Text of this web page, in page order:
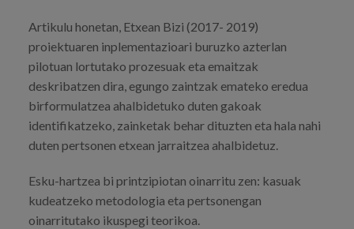
Artikulu honetan, Etxean Bizi (2017- 2019)
proiektuaren inplementazioari buruzko azterlan
pilotuan lortutako prozesuak eta emaitzak
deskribatzen dira, egungo zaintzak emateko eredua
birformulatzea ahalbidetuko duten gakoak
identifikatzeko, zainketak behar dituzten eta hala nahi
duten pertsonen etxean jarraitzea ahalbidetuz.
Esku-hartzea bi printzipiotan oinarritu zen: kasuak
kudeatzeko metodologia eta pertsonengan
oinarritutako ikuspegi teorikoa.